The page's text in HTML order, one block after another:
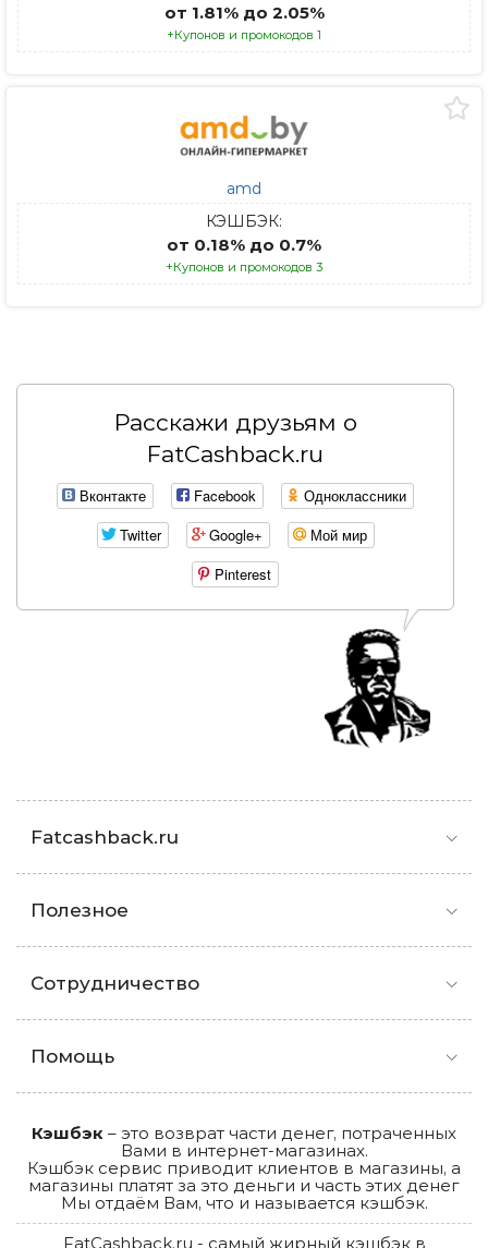
от 1.81% до 2.05%
+Купонов и промокодов 1
amd
КЭШБЭК:
от 0.18% до 0.7%
+Купонов и промокодов 3
Расскажи друзьям о
FatCashback.ru
Вконтакте Facebook
Одноклассники
Twitter
Google+
Мой мир
Pinterest
Fatcashback.ru
Полезное
Сотрудничество
Помощь
Кэшбэк – это возврат части денег, потраченных
Вами в интернет-магазинах.
Кэшбэк сервис приводит клиентов в магазины, а
магазины платят за это деньги и часть этих денег
Мы отдаём Вам, что и называется кэшбэк.
FatCashback.ru - самый жирный кэшбэк в